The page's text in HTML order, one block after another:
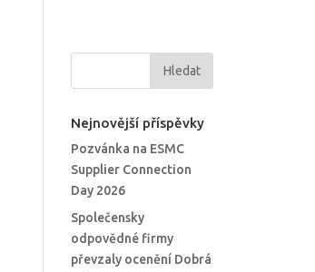
Nejnovější příspěvky
Pozvánka na ESMC
Supplier Connection
Day 2026
Společensky
odpovědné firmy
převzaly ocenění Dobrá